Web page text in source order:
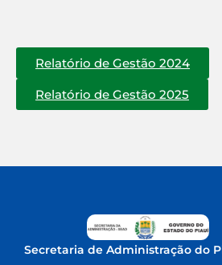
Relatório de Gestão 2024
Relatório de Gestão 2025
Secretaria de Administração do